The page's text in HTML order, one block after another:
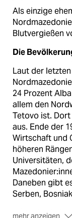
Als einzige
Blutvergießen
Die
Laut der
24 Prozent
allem den
Tetovo ist.
aus. Ende der
Wirtschaft und
höheren
Universitäten,
Daneben gibt
Serben,
mehr anzeigen